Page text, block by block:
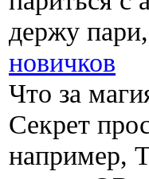
держу пари,
новичков
Что за
Секрет
например,